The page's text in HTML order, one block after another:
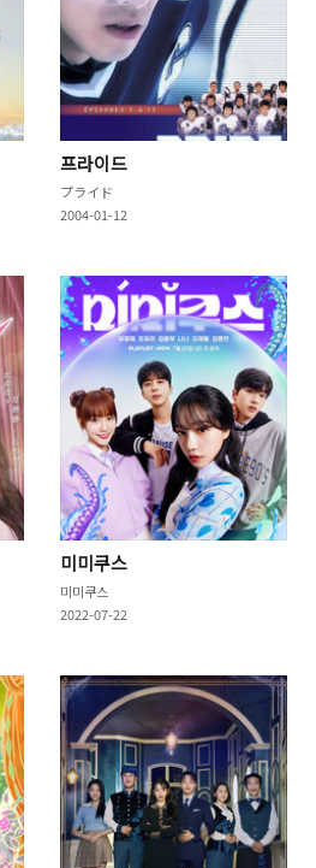
프라이드
プライド
2004-01-12
미미쿠스
미미쿠스
2022-07-22